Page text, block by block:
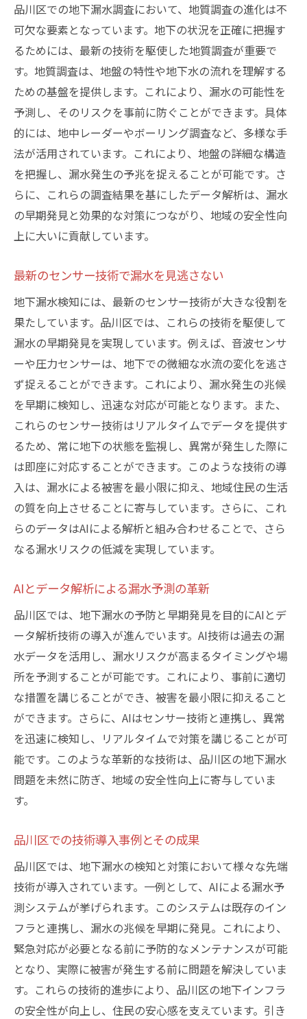
安心と安全を提供する施策
都市インフラの持続可能性向上
住環境の改善とその影響
地域コミュニティの活性化に貢献
持続可能な都市計画への影響
環境保護と経済発展の両立
地下漏水調査の技術革新とその地域社会への貢
献
地域社会全体への影響と恩恵
教育機関との連携による技術普及
インフラ整備と地域経済への波及効果
住民参加型の持続可能な取り組み
地域社会における技術革新の重要性
未来の品川区を支える地下漏水調査の重要性
未来を見据えた技術導入の必要性
品川区の未来を創るための戦略
スマートシティと地下漏水の関係
次世代のインフラ整備への貢献
地域の持続可能な発展を目指して
環境変化に対応する柔軟な体制づくり
品川区での地下漏水調査において、地質調査の進化は不
可欠な要素となっています。地下の状況を正確に把握す
るためには、最新の技術を駆使した地質調査が重要で
す。地質調査は、地盤の特性や地下水の流れを理解する
ための基盤を提供します。これにより、漏水の可能性を
予測し、そのリスクを事前に防ぐことができます。具体
的には、地中レーダーやボーリング調査など、多様な手
法が活用されています。これにより、地盤の詳細な構造
を把握し、漏水発生の予兆を捉えることが可能です。さ
らに、これらの調査結果を基にしたデータ解析は、漏水
の早期発見と効果的な対策につながり、地域の安全性向
上に大いに貢献しています。
最新のセンサー技術で漏水を見逃さない
地下漏水検知には、最新のセンサー技術が大きな役割を
果たしています。品川区では、これらの技術を駆使して
漏水の早期発見を実現しています。例えば、音波センサ
ーや圧力センサーは、地下での微細な水流の変化を逃さ
ず捉えることができます。これにより、漏水発生の兆候
を早期に検知し、迅速な対応が可能となります。また、
これらのセンサー技術はリアルタイムでデータを提供す
るため、常に地下の状態を監視し、異常が発生した際に
は即座に対応することができます。このような技術の導
入は、漏水による被害を最小限に抑え、地域住民の生活
の質を向上させることに寄与しています。さらに、これ
らのデータはAIによる解析と組み合わせることで、さら
なる漏水リスクの低減を実現しています。
AIとデータ解析による漏水予測の革新
品川区では、地下漏水の予防と早期発見を目的にAIとデ
ータ解析技術の導入が進んでいます。AI技術は過去の漏
水データを活用し、漏水リスクが高まるタイミングや場
所を予測することが可能です。これにより、事前に適切
な措置を講じることができ、被害を最小限に抑えること
ができます。さらに、AIはセンサー技術と連携し、異常
を迅速に検知し、リアルタイムで対策を講じることが可
能です。このような革新的な技術は、品川区の地下漏水
問題を未然に防ぎ、地域の安全性向上に寄与していま
す。
品川区での技術導入事例とその成果
品川区では、地下漏水の検知と対策において様々な先端
技術が導入されています。一例として、AIによる漏水予
測システムが挙げられます。このシステムは既存のイン
フラと連携し、漏水の兆候を早期に発見。これにより、
緊急対応が必要となる前に予防的なメンテナンスが可能
となり、実際に被害が発生する前に問題を解決していま
す。これらの技術的進歩により、品川区の地下インフラ
の安全性が向上し、住民の安心感を支えています。引き